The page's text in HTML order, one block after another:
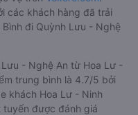
các khách hàng đã trải
đi Quỳnh Lưu - Nghệ
- Nghệ An từ Hoa Lư -
trung bình là 4.7/5 bởi
khách Hoa Lư - Ninh
tuyến được đánh giá